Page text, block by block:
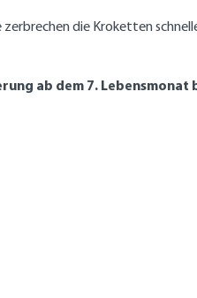
die Kroketten
ab dem 7. Lebensmonat